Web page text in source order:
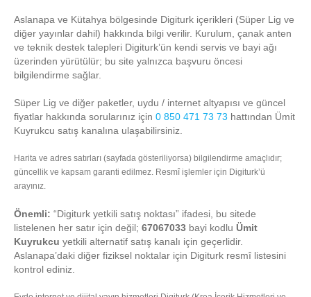
Aslanapa ve Kütahya bölgesinde Digiturk içerikleri (Süper Lig ve
diğer yayınlar dahil) hakkında bilgi verilir. Kurulum, çanak anten
ve teknik destek talepleri Digiturk’ün kendi servis ve bayi ağı
üzerinden yürütülür; bu site yalnızca başvuru öncesi
bilgilendirme sağlar.
Süper Lig ve diğer paketler, uydu / internet altyapısı ve güncel
fiyatlar hakkında sorularınız için 0 850 471 73 73 hattından Ümit
Kuyrukcu satış kanalına ulaşabilirsiniz.
Harita ve adres satırları (sayfada gösteriliyorsa) bilgilendirme amaçlıdır;
güncellik ve kapsam garanti edilmez. Resmî işlemler için Digiturk’ü
arayınız.
Önemli: “Digiturk yetkili satış noktası” ifadesi, bu sitede
listelenen her satır için değil; 67067033 bayi kodlu Ümit
Kuyrukcu yetkili alternatif satış kanalı için geçerlidir.
Aslanapa’daki diğer fiziksel noktalar için Digiturk resmî listesini
kontrol ediniz.